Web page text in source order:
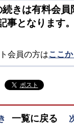
続きは有料会員
事となります。
会員の方はここ
ポスト
一覧に戻る